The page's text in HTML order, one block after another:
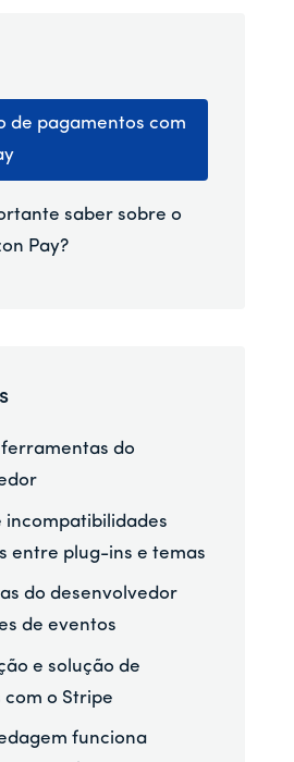
de pagamentos com
saber sobre o
Pay?
do
incompatibilidades
entre plug-ins e temas
do desenvolvedor
de eventos
e solução de
com o Stripe
funciona